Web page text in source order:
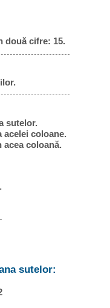
două cifre: 15.
sutelor.
acelei coloane.
coloană.
sutelor: